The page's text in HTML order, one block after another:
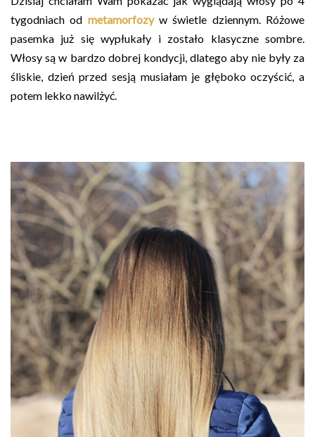
tygodniach od metamorfozyw świetle dziennym. Różowe
pasemka już się wypłukały i zostało klasyczne sombre.
Włosy są w bardzo dobrej kondycji, dlatego aby nie były za
śliskie, dzień przed sesją musiałam je głęboko oczyścić, a
potem lekko nawilżyć.